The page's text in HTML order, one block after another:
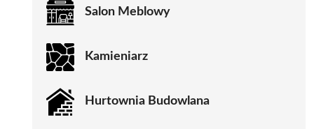
Salon Meblowy
Kamieniarz
Hurtownia Budowlana